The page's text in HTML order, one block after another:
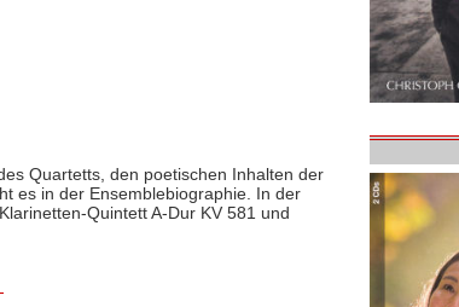
Quartetts, den poetischen Inhalten der
es in der Ensemblebiographie. In der
Quintett A-Dur KV 581 und